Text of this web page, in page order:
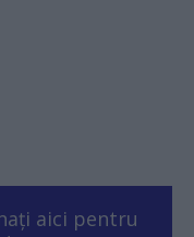
aici pentru